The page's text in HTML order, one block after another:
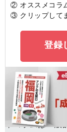
② オススメコラ
③ クリップして
登録
本コラムは一般